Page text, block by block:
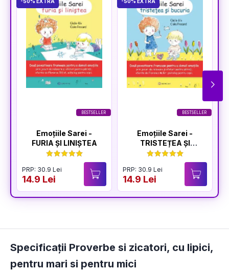
BESTSELLER
Emoțiile Sarei -
FURIA ȘI LINIȘTEA
PRP: 30.9 Lei
14.9 Lei
BESTSELLER
Emoțiile Sarei -
TRISTEȚEA ȘI
BUCURIA
PRP: 30.9 Lei
14.9 Lei
Specificații Proverbe si zicatori, cu lipici,
pentru mari si pentru mici